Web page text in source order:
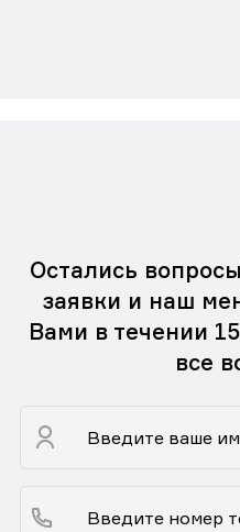
Остались
заявки и наш
Вами в течении
все